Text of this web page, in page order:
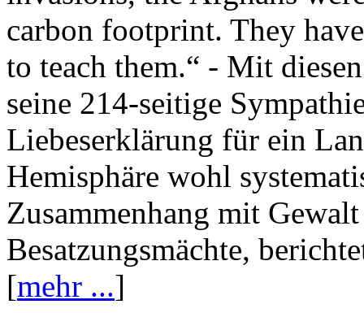
carbon footprint. They
to teach them.“ - Mit
seine 214-seitige
Liebeserklärung für ein
Hemisphäre wohl
Zusammenhang mit
Besatzungsmächte,
[mehr ...]